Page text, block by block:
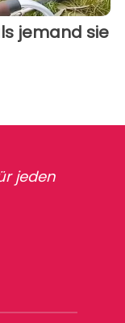
jemand sie
jeden